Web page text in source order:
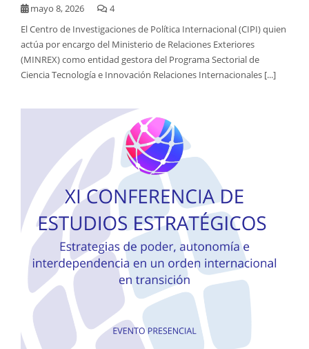
mayo 8, 2026
4
El Centro de Investigaciones de Política Internacional (CIPI) quien
actúa por encargo del Ministerio de Relaciones Exteriores
(MINREX) como entidad gestora del Programa Sectorial de
Ciencia Tecnología e Innovación Relaciones Internacionales [...]